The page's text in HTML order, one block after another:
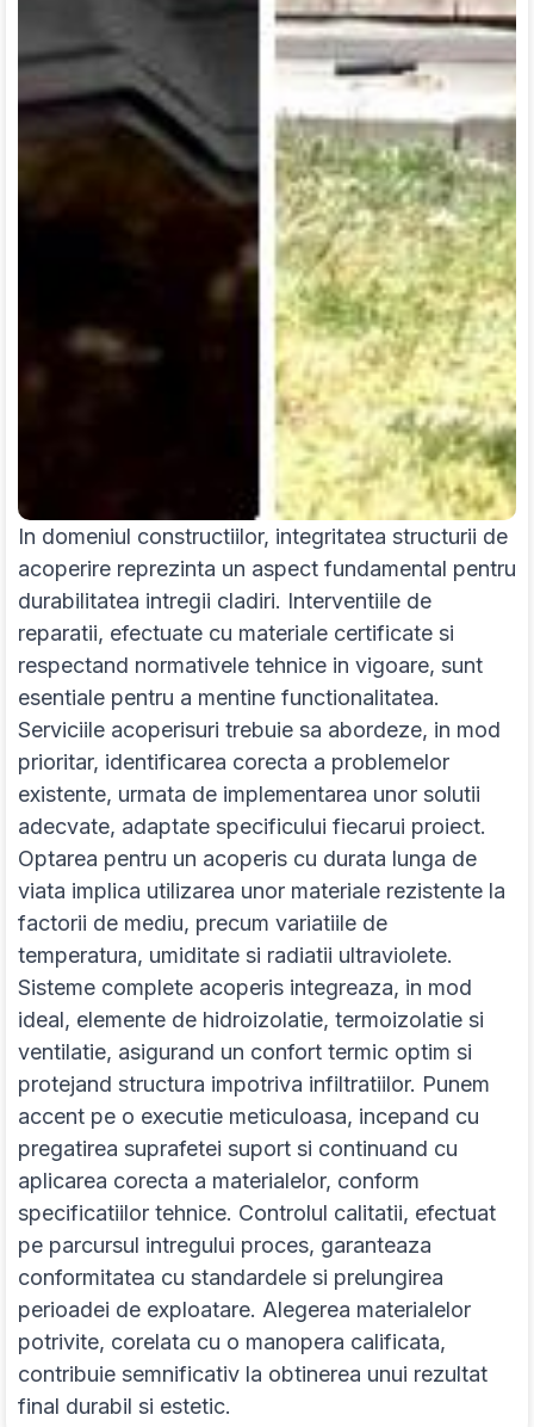
In domeniul constructiilor, integritatea structurii de
acoperire reprezinta un aspect fundamental pentru
durabilitatea intregii cladiri. Interventiile de
reparatii, efectuate cu materiale certificate si
respectand normativele tehnice in vigoare, sunt
esentiale pentru a mentine functionalitatea.
Serviciile acoperisuri trebuie sa abordeze, in mod
prioritar, identificarea corecta a problemelor
existente, urmata de implementarea unor solutii
adecvate, adaptate specificului fiecarui proiect.
Optarea pentru un acoperis cu durata lunga de
viata implica utilizarea unor materiale rezistente la
factorii de mediu, precum variatiile de
temperatura, umiditate si radiatii ultraviolete.
Sisteme complete acoperis integreaza, in mod
ideal, elemente de hidroizolatie, termoizolatie si
ventilatie, asigurand un confort termic optim si
protejand structura impotriva infiltratiilor. Punem
accent pe o executie meticuloasa, incepand cu
pregatirea suprafetei suport si continuand cu
aplicarea corecta a materialelor, conform
specificatiilor tehnice. Controlul calitatii, efectuat
pe parcursul intregului proces, garanteaza
conformitatea cu standardele si prelungirea
perioadei de exploatare. Alegerea materialelor
potrivite, corelata cu o manopera calificata,
contribuie semnificativ la obtinerea unui rezultat
final durabil si estetic.